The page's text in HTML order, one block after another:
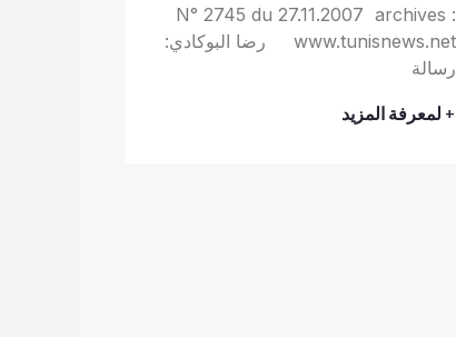
N° 2745 du 27.11.2007 archives :
www.tunisnews.net رضا البوكادي:
رسالة
+ لمعرفة المزيد